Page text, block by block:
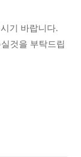
기 바랍니다.
을 부탁드립